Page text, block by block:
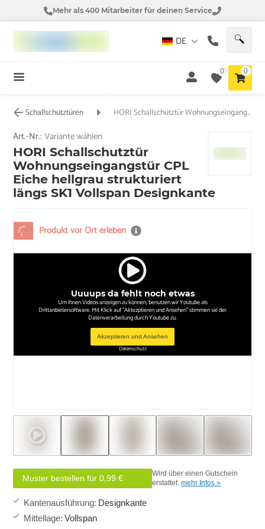
Mehr als 400 Mitarbeiter für deinen Service
DE
0 0
Schallschutztüren HORI Schallschutztür Wohnungseingangstür CPL Eiche hellgrau strukturiert längs SK1 Vollspan Designkante
Produkt vor Ort erleben
Uuuups da fehlt noch etwas
Um ihnen Videos anzeigen zu können, benutzen wir Youtube als
Drittanbietersoftware. Mit Klick auf "Aktezptieren und Ansehen" stimmen sie der
Datenverarbeitung durch Youtube zu.
Akzeptieren und Ansehen
Datenschutz
Art.-Nr.:Variante wählen
HORI Schallschutztür
Wohnungseingangstür CPL
Eiche hellgrau strukturiert
längs SK1 Vollspan Designkante
Muster bestellen für 0,99 €
Wird über einen Gutschein
erstattet.mehr Infos »
Kantenausführung: Designkante
Mittellage: Vollspan